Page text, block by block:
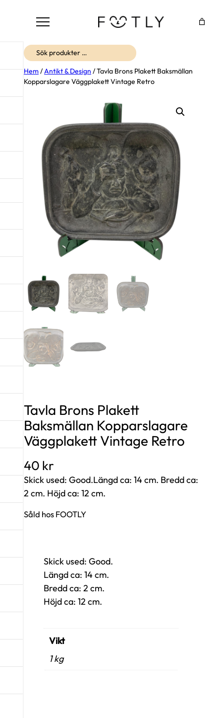
Sök
Hem / Antikt & Design / Tavla Brons Plakett Baksmällan
Kopparslagare Väggplakett Vintage Retro
Tavla Brons Plakett
Baksmällan Kopparslagare
Väggplakett Vintage Retro
40 kr
Skick used: Good.Längd ca: 14 cm. Bredd ca:
2 cm. Höjd ca: 12 cm.
Såld hos FOOTLY
Skick used: Good.
Längd ca: 14 cm.
Bredd ca: 2 cm.
Höjd ca: 12 cm.
Vikt
1 kg